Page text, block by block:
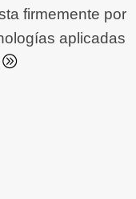
firmemente por
aplicadas